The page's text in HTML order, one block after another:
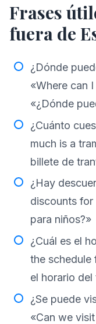
Frases
fuera de
¿Dónde
«Where can
«¿Dónde
¿Cuánto
much is a
billete de
¿Hay
discounts for
para niños?»
¿Cuál es el
the schedule
el horario
¿Se puede
«Can we